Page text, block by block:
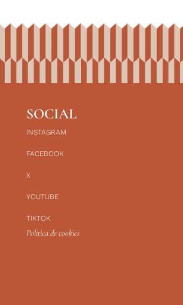
SOCIAL
INSTAGRAM
FACEBOOK
X
YOUTUBE
TIKTOK
Política de cookies